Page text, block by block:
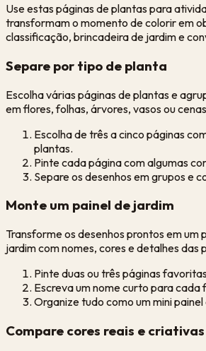
Use estas páginas de plantas para
transformam o momento de colorir em
classificação, brincadeira de jardim e
Separe por tipo de planta
Escolha várias páginas de plantas e
em flores, folhas, árvores, vasos ou
Escolha de três a cinco páginas
plantas.
Pinte cada página com algumas
Separe os desenhos em grupos e
Monte um painel de jardim
Transforme os desenhos prontos em um
jardim com nomes, cores e detalhes das
Pinte duas ou três páginas
Escreva um nome curto para cada
Organize tudo como um mini
Compare cores reais e criativas